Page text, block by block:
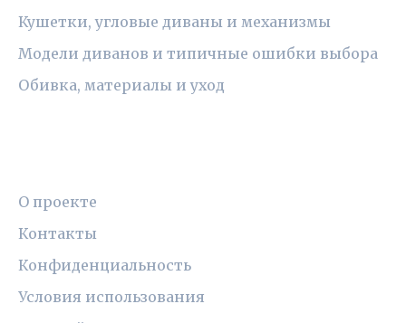
Кушетки, угловые диваны и механизмы
Модели диванов и типичные ошибки выбора
Обивка, материалы и уход
О проекте
Контакты
Конфиденциальность
Условия использования